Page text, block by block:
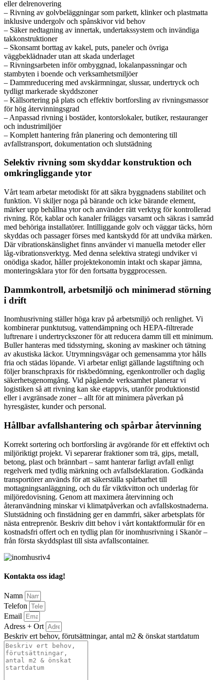
eller delrenovering
– Rivning av golvbeläggningar som parkett, klinker och plastmatta
inklusive undergolv och spånskivor vid behov
– Säker nedtagning av innertak, undertakssystem och invändiga
takkonstruktioner
– Skonsamt borttag av kakel, puts, paneler och övriga
väggbeklädnader utan att skada underlaget
– Rivningsarbeten inför ombyggnad, lokalanpassningar och
stambyten i boende och verksamhetsmiljöer
– Dammreducering med avskärmningar, slussar, undertryck och
tydligt markerade skyddszoner
– Källsortering på plats och effektiv bortforsling av rivningsmassor
för hög återvinningsgrad
– Anpassad rivning i bostäder, kontorslokaler, butiker, restauranger
och industrimiljöer
– Komplett hantering från planering och demontering till
avfallstransport, dokumentation och slutstädning
Selektiv rivning som skyddar konstruktion och
omkringliggande ytor
Vårt team arbetar metodiskt för att säkra byggnadens stabilitet och
funktion. Vi skiljer noga på bärande och icke bärande element,
märker upp behållna ytor och använder rätt verktyg för kontrollerad
rivning. Rör, kablar och kanaler friläggs varsamt och säkras i samråd
med behöriga installatörer. Intilliggande golv och väggar täcks, hörn
skyddas och passager förses med kantskydd för att undvika märken.
Där vibrationskänslighet finns använder vi manuella metoder eller
låg-vibrationsverktyg. Med denna selektiva strategi undviker vi
onödiga skador, håller projektekonomin intakt och skapar jämna,
monteringsklara ytor för den fortsatta byggprocessen.
Dammkontroll, arbetsmiljö och minimerad störning
i drift
Inomhusrivning ställer höga krav på arbetsmiljö och renlighet. Vi
kombinerar punktutsug, vattendämpning och HEPA-filtrerade
luftrenare i undertryckszoner för att reducera damm till ett minimum.
Buller hanteras med tidsstyrning, skoning av maskiner och tätning
av akustiska läckor. Utrymningsvägar och gemensamma ytor hålls
fria och städas löpande. Vi arbetar enligt gällande lagstiftning och
följer branschpraxis för riskbedömning, egenkontroller och daglig
säkerhetsgenomgång. Vid pågående verksamhet planerar vi
logistiken så att rivning kan ske etappvis, utanför produktionstid
eller i avgränsade zoner – allt för att minimera påverkan på
hyresgäster, kunder och personal.
Hållbar avfallshantering och spårbar återvinning
Korrekt sortering och bortforsling är avgörande för ett effektivt och
miljöriktigt projekt. Vi separerar fraktioner som trä, gips, metall,
betong, plast och brännbart – samt hanterar farligt avfall enligt
regelverk med tydlig märkning och avfallsdeklaration. Godkända
transportörer används för att säkerställa spårbarhet till
mottagningsanläggning, och du får viktkvitton och underlag för
miljöredovisning. Genom att maximera återvinning och
återanvändning minskar vi klimatpåverkan och avfallskostnaderna.
Slutstädning och finstädning ger en dammfri, säker arbetsplats för
nästa entreprenör. Beskriv ditt behov i vårt kontaktformulär för en
kostnadsfri offert och en tydlig plan för inomhusrivning i Skanör –
från första skyddsplast till sista avfallscontainer.
Kontakta oss idag!
Namn
Telefon
Email
Adress + Ort
Beskriv ert behov, förutsättningar, antal m2 & önskat startdatum